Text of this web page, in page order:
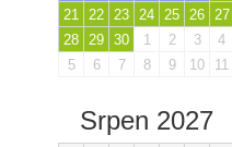
21 22 23 24 25 26 27
28 29 30 1 2 3
4
5
6 7 8 9 10 11
Srpen 2027